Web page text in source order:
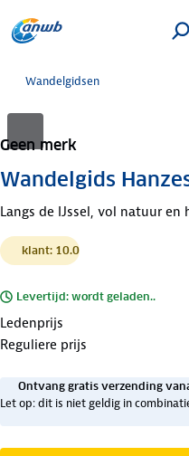
Wandelgidsen
Geen merk
Wandelgids
Langs de IJssel, vol natuur en
klant: 10.0
Levertijd: wordt geladen..
Ledenprijs
Reguliere prijs
Ontvang gratis verzending
Let op: dit is niet geldig in